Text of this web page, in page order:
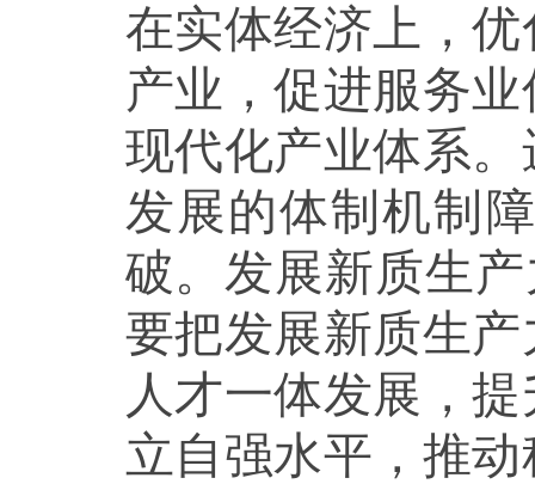
在实体经济上，
产业，促进服务
现代化产业体系
发展的体制机制
破。发展新质生
要把发展新质生
人才一体发展，
立自强水平，推